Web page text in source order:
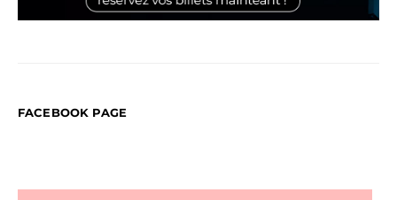
FACEBOOK PAGE